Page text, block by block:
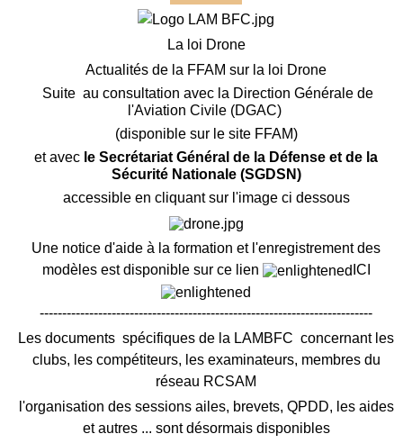
La loi Drone
Actualités de la FFAM sur la loi Drone
Suite au consultation avec la Direction Générale de
l'Aviation Civile (DGAC)
(disponible sur le site FFAM)
et avec le Secrétariat Général de la Défense et de la
Sécurité Nationale (SGDSN)
accessible en cliquant sur l'image ci dessous
Une notice d'aide à la formation et l'enregistrement des
modèles est disponible sur ce lien
ICI
--------------------------------------------------------------------------
Les documents spécifiques de la LAMBFC concernant les
clubs, les compétiteurs, les examinateurs, membres du
réseau RCSAM
l'organisation des sessions ailes, brevets, QPDD, les aides
et autres ... sont désormais disponibles